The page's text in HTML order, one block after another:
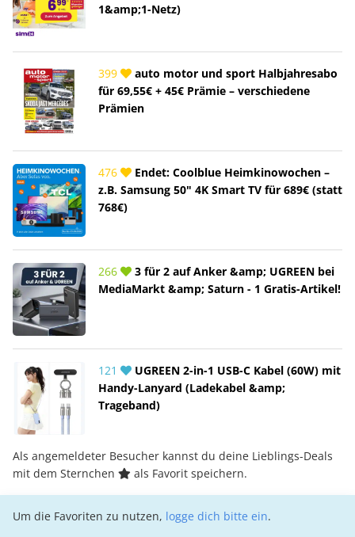
1&amp;1-Netz)
399
auto motor und sport Halbjahresabo
für 69,55€ + 45€ Prämie – verschiedene
Prämien
476
Endet: Coolblue Heimkinowochen –
z.B. Samsung 50" 4K Smart TV für 689€ (statt
768€)
266
3 für 2 auf Anker &amp; UGREEN bei
MediaMarkt &amp; Saturn - 1 Gratis-Artikel!
121
UGREEN 2-in-1 USB-C Kabel (60W) mit
Handy-Lanyard (Ladekabel &amp;
Trageband)
Als angemeldeter Besucher kannst du deine Lieblings-Deals
mit dem Sternchen
als Favorit speichern.
Um die Favoriten zu nutzen, logge dich bitte ein.